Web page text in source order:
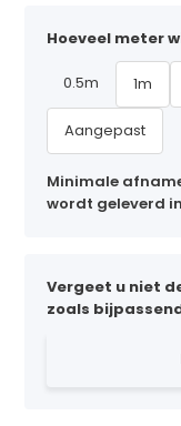
Hoeveel meter
0.5m 1m
Aangepast
Minimale
wordt geleverd
Vergeet u niet
zoals